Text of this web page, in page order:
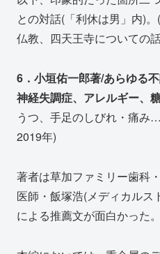
との対話(「利休は男」内)
仏教、四天王寺についての
6．小垣佑一郎著/あらゆる
神経失調症、アレルギー、糖
うつ、手足のしびれ・痛み
2019年)
著者は草加ファミリー歯科
医師・飯塚浩(メディカルス
による推薦文が面白かった。